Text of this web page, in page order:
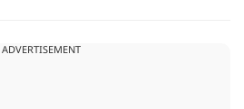
ADVERTISEMENT